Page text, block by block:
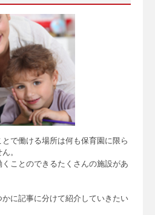
で働ける場所は何も保育園に限ら
。
ことのできるたくさんの施設があ
に記事に分けて紹介していきたい